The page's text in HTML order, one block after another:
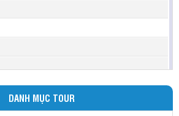
DANH MỤC TOUR